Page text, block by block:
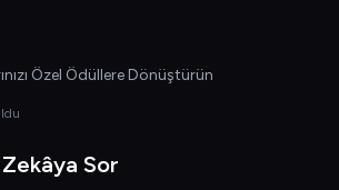
Özel Ödüllere Dönüştürün
Sor